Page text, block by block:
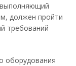
должен пройти
требований
оборудования